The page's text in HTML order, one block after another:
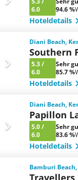
6.0
94.6 %
Hoteldetails
Diani Beach,
Southern
5.3/
6.0
Sehr
85.7 %
Hoteldetails
Diani Beach,
Papillon
5.0/
6.0
Sehr
83.6 %
Hoteldetails
Bamburi
Travellers